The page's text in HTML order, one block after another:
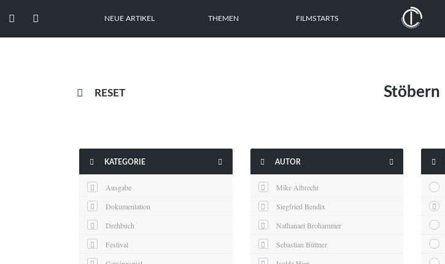
  NEUE ARTIKEL THEMEN FILMSTARTS
 RESET Stöbern
 KATEGORIE 
Ausgabe
Dokumentation
Drehbuch
Festival
 AUTOR 
Mike Albrecht
Siegfried Bendix
Nathanael Brohammer
Sebastian Büttner
